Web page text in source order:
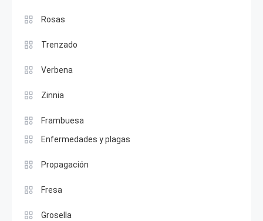
Rosas
Trenzado
Verbena
Zinnia
Frambuesa
Enfermedades y plagas
Propagación
Fresa
Grosella